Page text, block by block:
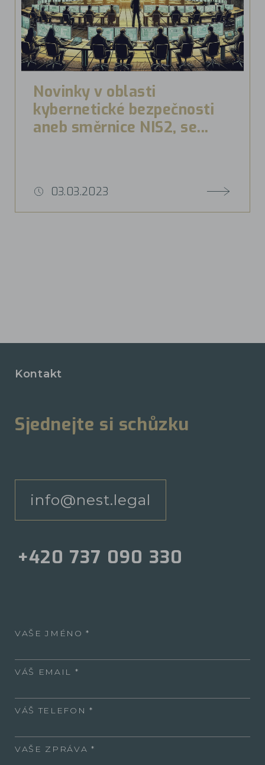
Novinky v oblasti
kybernetické bezpečnosti
aneb směrnice NIS2, se...
03.03.2023
Kontakt
Sjednejte si schůzku
info@nest.legal
+420 737 090 330
VAŠE JMÉNO
VÁŠ EMAIL
VÁŠ TELEFON
VAŠE ZPRÁVA